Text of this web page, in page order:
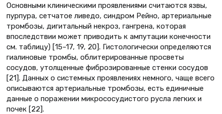
Основными клиническими проявлениями считаются язвы,
пурпура, сетчатое ливедо, синдром Рейно, артериальные
тромбозы, дигитальный некроз, гангрена, которая
впоследствии может приводить к ампутации конечности
см. таблицу) [15–17, 19, 20]. Гистологически определяются
гиалиновые тромбы, облитерированные просветы
сосудов, утолщенные фиброзированные стенки сосудов
[21]. Данных о системных проявлениях немного, чаще всего
описываются артериальные тромбозы, есть единичные
данные о поражении микрососудистого русла легких и
почек [22].